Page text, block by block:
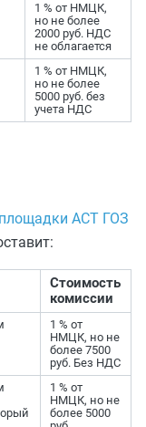
1 % от НМЦК,
но не более
2000 руб. НДС
не облагается
1 % от НМЦК,
но не более
5000 руб. без
учета НДС
АСТ ГОЗ
Стоимость
комиссии
1 % от
НМЦК, но не
более 7500
руб. Без НДС
1 % от
НМЦК, но не
более 5000